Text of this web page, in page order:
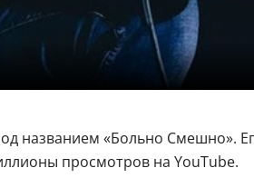
названием «Больно Смешно».
просмотров на YouTube.